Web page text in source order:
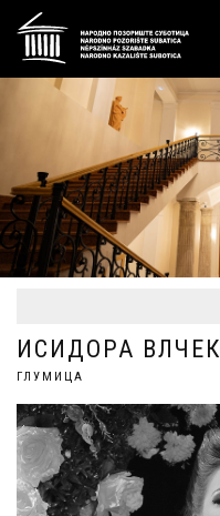
ИСИДОРА ВЛЧЕК
ГЛУМИЦА